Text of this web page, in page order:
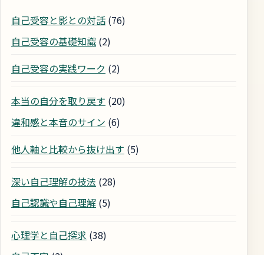
自己受容と影との対話 (76)
自己受容の基礎知識 (2)
自己受容の実践ワーク (2)
本当の自分を取り戻す (20)
違和感と本音のサイン (6)
他人軸と比較から抜け出す (5)
深い自己理解の技法 (28)
自己認識や自己理解 (5)
心理学と自己探求 (38)